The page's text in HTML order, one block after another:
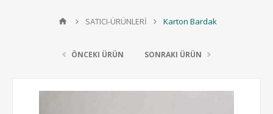
SATICI-ÜRÜNLERİ Karton Bardak
ÖNCEKI ÜRÜN SONRAKI ÜRÜN